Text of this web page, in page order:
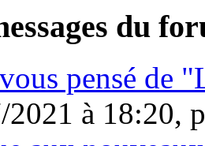
du
pensé de
2021 à 18:20,